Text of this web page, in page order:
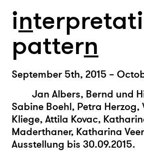
in
pattern
September 5th, 2015 –
Jan Albers, Bernd und
Sabine Boehl, Petra
Kliege, Attila Kovac,
Maderthaner, Katharina
Ausstellung bis 30.09.2015.